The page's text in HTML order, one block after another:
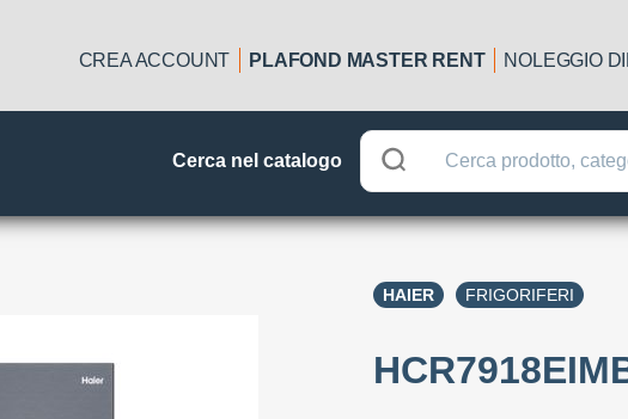
CREA ACCOUNT PLAFOND MASTER RENT NOLEGGIO
Cerca nel catalogo
HAIER FRIGORIFERI